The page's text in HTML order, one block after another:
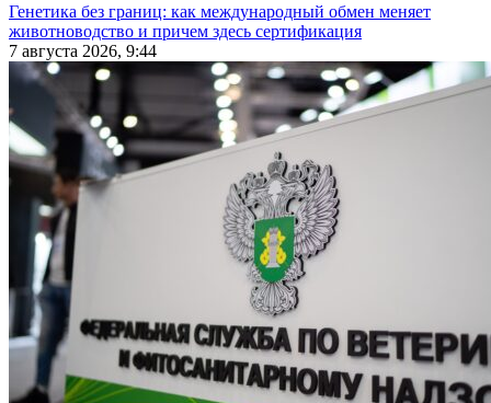
Генетика без границ: как международный обмен меняет
животноводство и причем здесь сертификация
7 августа 2026, 9:44